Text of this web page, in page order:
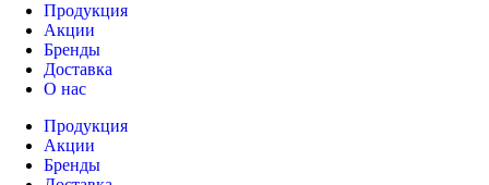
Продукция
Акции
Бренды
Доставка
О нас
Продукция
Акции
Бренды